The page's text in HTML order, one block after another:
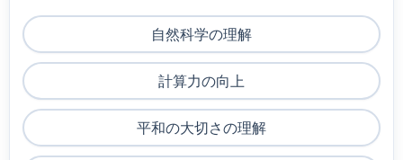
自然科学の理解
計算力の向上
平和の大切さの理解